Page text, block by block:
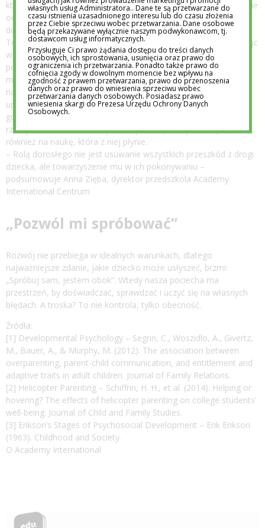
która daje dziecku poczucie bezpieczeństwa, ale jednocześnie nie
odbiera mu możliwości działania i zdobywania własnych
doświadczeń.
Troskliwy rodzic jest obok i uważnie towarzyszy dziecku, reagując
wtedy, gdy naprawdę jest to potrzebne. Daje mu prawo do
popełniania błędów, nie wyręcza go w każdej sytuacji i pozwala
mu doświadczać świata na własnych zasadach. Z kolei
nadopiekuńczość często przejawia się w stałym kontrolowaniu,
uprzedzaniu każdej trudności i przejmowaniu inicjatywy tam,
gdzie dziecko mogłoby spróbować samodzielnie. W takiej
rzeczywistości nie ma miejsca na porażkę – a tym samym
również na naukę, która z niej płynie.
– Rolą dorosłego nie jest usuwanie wszystkich przeszkód z drogi
dziecka, ale towarzyszenie mu w ich pokonywaniu –
podsumowuje Anna Zięba, dyrektor przedszkola Academy
International Centrum
„Pozwól mi spróbować”
Rozwój nie przebiega w idealnych warunkach, dlatego
najważniejsze zdanie, jakie dziecko może usłyszeć, brzmi:
„Spróbuj sam, jestem obok”. Wtedy nasza pociecha ma
przestrzeń, by doświadczać, sprawdzać i uczyć się na własnych
błędach. A troska? To nie kontrola, tylko obecność.
Źródła:
[1] Developmental Psychology – Segrin, C., Woszidlo, A., Givertz,
M., Bauer, A., & Murphy, M. (2012). The association between
overparenting, parent-child communication, and entitlement and
adaptive traits in adult children. Journal of Family Relations.
[2] Helicopter Parenting – Schiffrin, H. H., et al. (2014). Helping or
hovering? The effects of helicopter parenting on college students’
well-being. Journal of Child and Family Studies.
[3] Erikson’s Stages of Psychosocial Development – Erik Erikson
(1963). Childhood and Society.
O Academy International
własnych usług Administratora.. Dane te są przetwarzane do
czasu istnienia uzasadnionego interesu lub do czasu złożenia
przez Ciebie sprzeciwu wobec przetwarzania. Dane osobowe
będą przekazywane wyłącznie naszym podwykonawcom, tj.
dostawcom usług informatycznych.
Przysługuje Ci prawo żądania dostępu do treści danych
osobowych, ich sprostowania, usunięcia oraz prawo do
ograniczenia ich przetwarzania. Ponadto także prawo do
cofnięcia zgody w dowolnym momencie bez wpływu na
zgodność z prawem przetwarzania, prawo do przenoszenia
danych oraz prawo do wniesienia sprzeciwu wobec
przetwarzania danych osobowych. Posiadasz prawo
wniesienia skargi do Prezesa Urzędu Ochrony Danych
Osobowych.